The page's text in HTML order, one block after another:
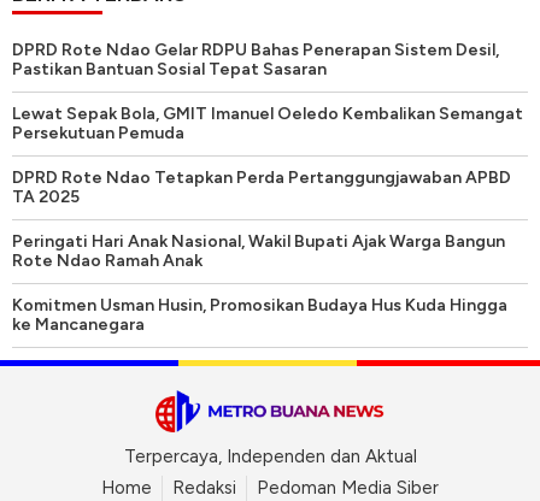
DPRD Rote Ndao Gelar RDPU Bahas Penerapan Sistem Desil,
Pastikan Bantuan Sosial Tepat Sasaran
Lewat Sepak Bola, GMIT Imanuel Oeledo Kembalikan Semangat
Persekutuan Pemuda
DPRD Rote Ndao Tetapkan Perda Pertanggungjawaban APBD
TA 2025
Peringati Hari Anak Nasional, Wakil Bupati Ajak Warga Bangun
Rote Ndao Ramah Anak
Komitmen Usman Husin, Promosikan Budaya Hus Kuda Hingga
ke Mancanegara
Terpercaya, Independen dan Aktual
Home
Redaksi Pedoman Media Siber